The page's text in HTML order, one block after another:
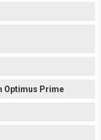
Optimus Prime